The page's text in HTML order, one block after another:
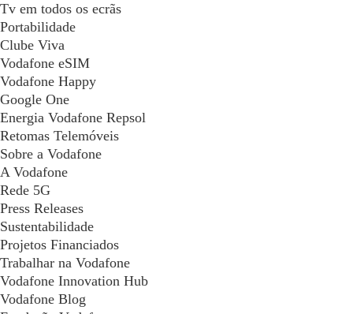
Tv em todos os ecrãs
Portabilidade
Clube Viva
Vodafone eSIM
Vodafone Happy
Google One
Energia Vodafone Repsol
Retomas Telemóveis
Sobre a Vodafone
A Vodafone
Rede 5G
Press Releases
Sustentabilidade
Projetos Financiados
Trabalhar na Vodafone
Vodafone Innovation Hub
Vodafone Blog